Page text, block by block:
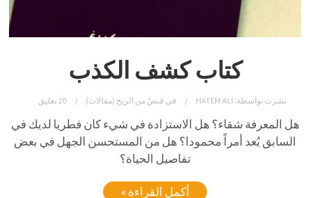
كتاب كشف الكذب
نشرت بواسطة: HATEM ALI في قبضٌ من الريح (مقالات) 20 تعليق
هل المعرفة شقاء؟ هل الاستزادة في شيء كان فطريا لديك في
السابق يُعد أمراً محمودا؟ هل من المستحسن الجهل في بعض
تفاصيل الحياة؟
أكمل القراءة »